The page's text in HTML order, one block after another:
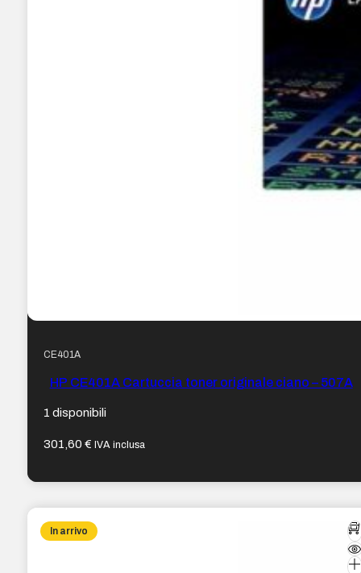
CE401A
HP CE401A Cartuccia toner originale ciano – 507A
1 disponibili
301,60€ IVA inclusa
In arrivo